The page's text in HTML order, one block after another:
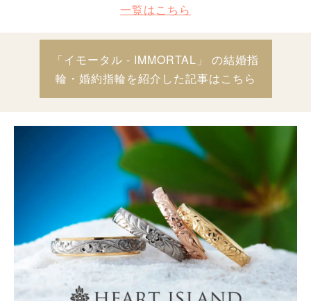
一覧はこちら
「イモータル - IMMORTAL」 の結婚指
輪・婚約指輪を紹介した記事はこちら